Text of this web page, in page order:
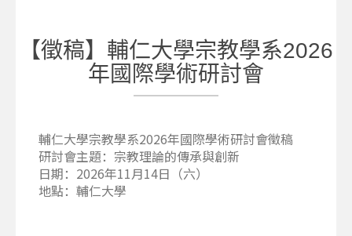
【徵稿】輔仁大學宗教學系2026
年國際學術研討會
輔仁大學宗教學系2026年國際學術研討會徵稿
研討會主題：宗教理論的傳承與創新
日期：2026年11月14日（六）
地點：輔仁大學